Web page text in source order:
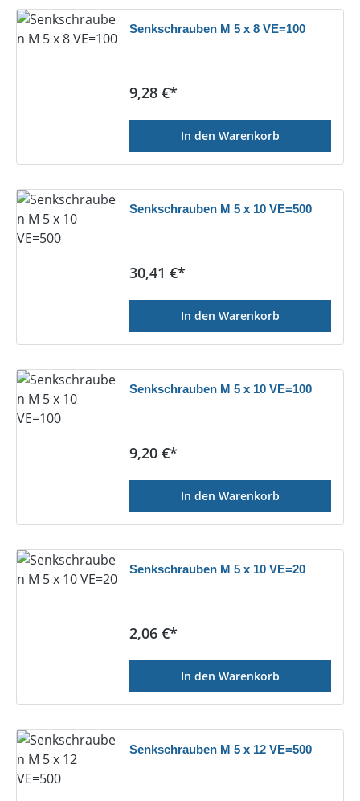
Senkschrauben M 5 x 8 VE=100
Regulärer Preis:
9,28 €*
In den Warenkorb
Senkschrauben M 5 x 10 VE=500
Regulärer Preis:
30,41 €*
In den Warenkorb
Senkschrauben M 5 x 10 VE=100
Regulärer Preis:
9,20 €*
In den Warenkorb
Senkschrauben M 5 x 10 VE=20
Regulärer Preis:
2,06 €*
In den Warenkorb
Senkschrauben M 5 x 12 VE=500